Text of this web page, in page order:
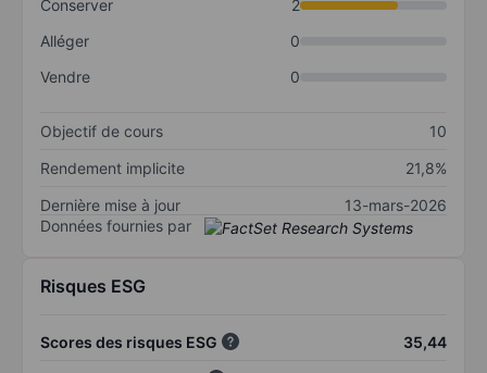
Conserver
2
Alléger
0
Vendre
0
Objectif de cours
10
Rendement implicite
21,8%
Dernière mise à jour
13-mars-2026
Données fournies par
Risques ESG
Scores des risques ESG
35,44